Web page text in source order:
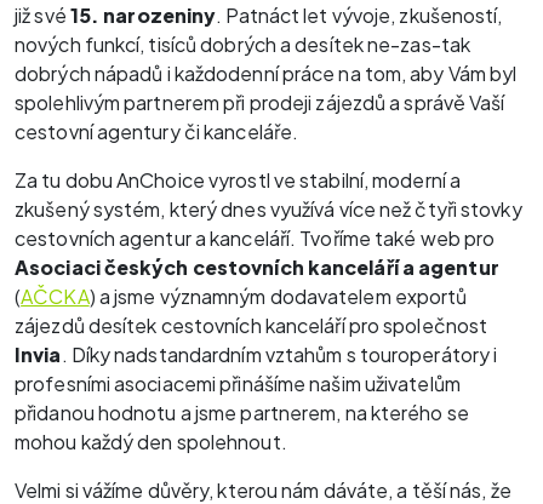
již své15. narozeniny. Patnáct let vývoje, zkušeností,
nových funkcí, tisíců dobrých a desítekne-zas-tak
dobrýchnápadů i každodenní práce na tom, aby Vám byl
spolehlivým partnerem při prodeji zájezdů a správě Vaší
cestovní agentury či kanceláře.
Za tu dobu AnChoice vyrostl ve stabilní, moderní a
zkušený systém, který dnes využívá více než čtyři stovky
cestovních agentur a kanceláří. Tvoříme také web pro
Asociaci českých cestovních kanceláří a agentur
(AČCKA) a jsme významným dodavatelem exportů
zájezdů desítek cestovních kanceláří pro společnost
Invia. Díky nadstandardním vztahům s touroperátory i
profesními asociacemi přinášíme našim uživatelům
přidanou hodnotu a jsme partnerem, na kterého se
mohou každý den spolehnout.
Velmi si vážíme důvěry, kterou nám dáváte, a těší nás, že